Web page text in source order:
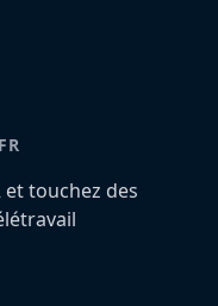
touchez des